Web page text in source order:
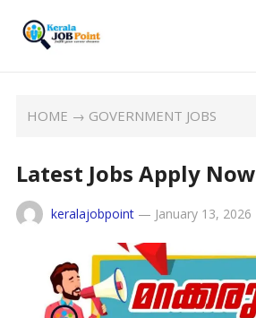
HOME → GOVERNMENT JOBS
Latest Jobs Apply Now
keralajobpoint— January 13, 2026